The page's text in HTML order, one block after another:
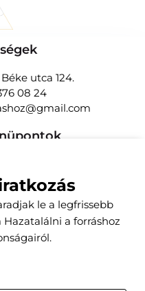
utca 124.
08 24
le a legfrissebb
a forráshoz